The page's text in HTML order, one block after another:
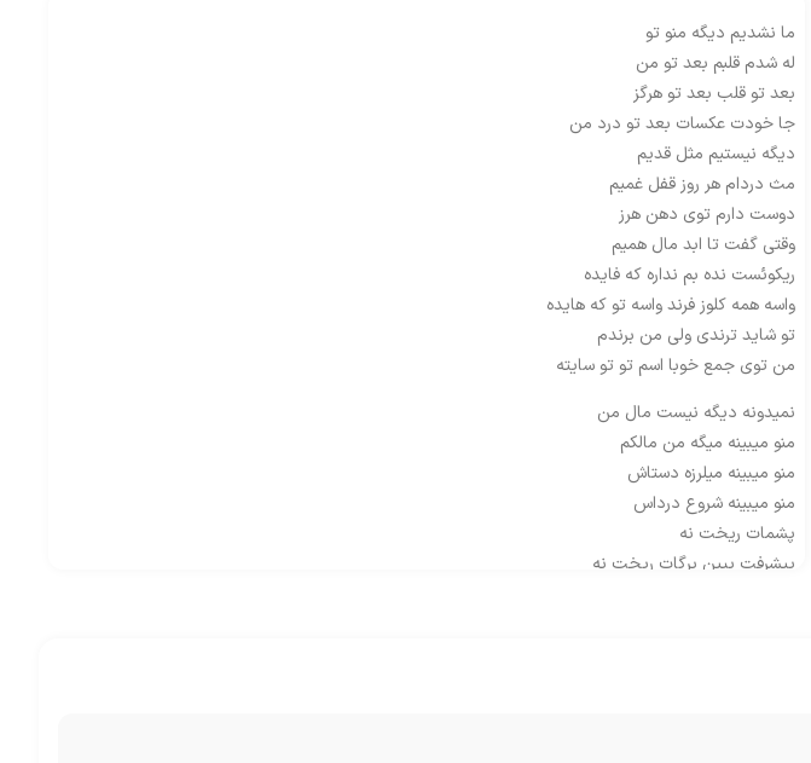
ما نشدیم دیگه منو تو
له شدم قلبم بعد تو من
بعد تو قلب بعد تو هرگز
جا خودت عکسات بعد تو درد من
دیگه نیستیم مثل قدیم
مث دردام هر روز قفل غمیم
دوست دارم توی دهن هرز
وقتی گفت تا ابد مال همیم
ریکوئست نده بم نداره که فایده
واسه همه کلوز فرند واسه تو که هایده
تو شاید ترندی ولی من برندم
من توی جمع خوبا اسم تو تو سایته
نمیدونه دیگه نیست مال من
منو میبینه میگه من مالکم
منو میبینه میلرزه دستاش
منو میبینه شروع درداس
پشمات ریخت نه
پیشرفت ببین برگات ریخت نه